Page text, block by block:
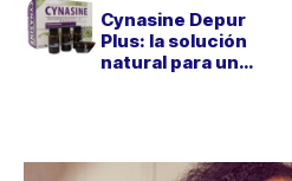
Cynasine Depur
Plus: la solución
natural para un